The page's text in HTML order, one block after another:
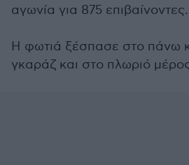
αγωνία για 875 επιβαίνοντες.
Η φωτιά ξέσπασε στο πάνω
γκαράζ και στο πλωριό